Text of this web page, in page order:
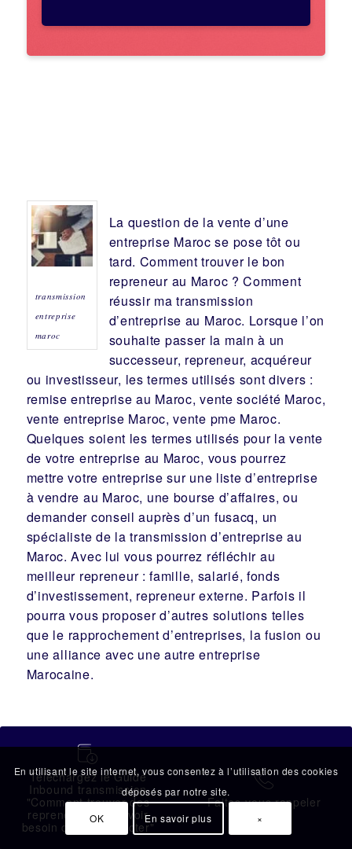
transmission
entreprise
maroc
La question de la vente d’une
entreprise Maroc se pose tôt ou
tard. Comment trouver le bon
repreneurau Maroc ? Comment
réussir matransmission
d’entreprise au Maroc. Lorsque l’on
souhaite passer la main à un
successeur, repreneur, acquéreur
ou investisseur, les termes utilisés sont divers :
remise entreprise au Maroc, ventesociété Maroc,
vente entreprise Maroc, vente pme Maroc.
Quelques soient les termes utilisés pour la vente
de votre entreprise au Maroc, vous pourrez
mettre votre entreprise sur une liste d’entreprise
à vendre au Maroc, une bourse d’affaires, ou
demander conseil auprès d’un fusacq, un
spécialiste de latransmission d’entreprise au
Maroc. Avec lui vous pourrez réfléchir au
meilleur repreneur:famille, salarié, fonds
d’investissement, repreneur externe. Parfois il
pourra vous proposer d’autres solutions telles
que le rapprochement d’entreprises, la fusion ou
unealliance avec une autre entreprise
Marocaine.
蠟
Téléchargez le Guide
Inbound transmission
"Comment trouver des
repreneurs sans avoir
besoin de les contacter"
拉
Faites-vous rappeler
En utilisant le site internet, vous consentez à l’utilisation des cookies
déposés par notre site.
OK En savoir plus ×